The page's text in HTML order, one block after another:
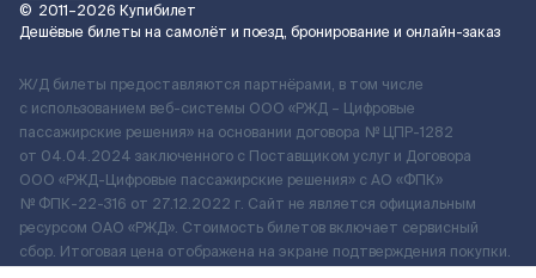
© 2011–2026 Купибилет
Дешёвые билеты на самолёт и поезд, бронирование и онлайн-заказ
Ж/Д билеты предоставляются партнёрами, в том числе
с использованием веб-системы ООО «РЖД – Цифровые
пассажирские решения» на основании договора № ЦПР-1282
от 04.04.2024 заключенного с Поставщиком услуг и Договора
ООО «РЖД-Цифровые пассажирские решения» c АО «ФПК»
№ ФПК-22-316 от 27.12.2022 г. Сайт не является официальным
ресурсом ОАО «РЖД». Стоимость билетов включает сервисный
сбор. Итоговая цена отображена на экране подтверждения покупки.